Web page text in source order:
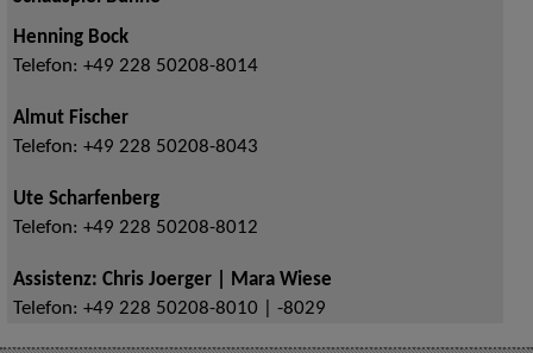
Henning Bock
Telefon: +49 228 50208-8014
Almut Fischer
Telefon: +49 228 50208-8043
Ute Scharfenberg
Telefon: +49 228 50208-8012
Assistenz: Chris Joerger | Mara Wiese
Telefon: +49 228 50208-8010 | -8029